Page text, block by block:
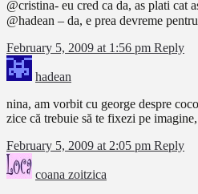
@cristina- eu cred ca da, as plati cat
@hadean – da, e prea devreme
February 5, 2009 at 1:56 pm Reply
hadean
nina, am vorbit cu george despre
zice că trebuie să te fixezi pe
February 5, 2009 at 2:05 pm Reply
coana zoitzica